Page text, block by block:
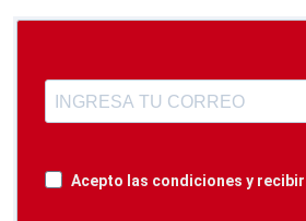
Acepto las condiciones y